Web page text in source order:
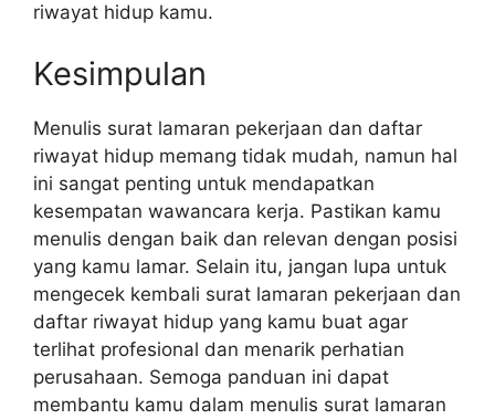
riwayat hidup kamu.
Kesimpulan
Menulis surat lamaran pekerjaan dan daftar
riwayat hidup memang tidak mudah, namun hal
ini sangat penting untuk mendapatkan
kesempatan wawancara kerja. Pastikan kamu
menulis dengan baik dan relevan dengan posisi
yang kamu lamar. Selain itu, jangan lupa untuk
mengecek kembali surat lamaran pekerjaan dan
daftar riwayat hidup yang kamu buat agar
terlihat profesional dan menarik perhatian
perusahaan. Semoga panduan ini dapat
membantu kamu dalam menulis surat lamaran